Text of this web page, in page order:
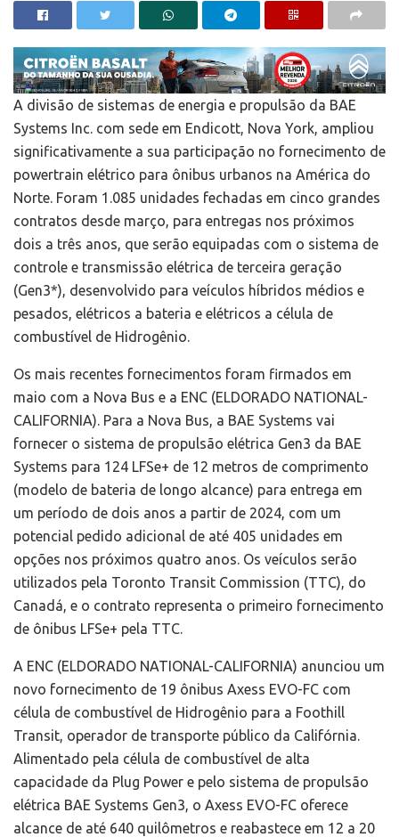
A divisão de sistemas de energia e propulsão da BAE
Systems Inc. com sede em Endicott, Nova York, ampliou
significativamente a sua participação no fornecimento de
powertrain elétrico para ônibus urbanos na América do
Norte. Foram 1.085 unidades fechadas em cinco grandes
contratos desde março, para entregas nos próximos
dois a três anos, que serão equipadas com o sistema de
controle e transmissão elétrica de terceira geração
(Gen3*), desenvolvido para veículos híbridos médios e
pesados, elétricos a bateria e elétricos a célula de
combustível de Hidrogênio.
Os mais recentes fornecimentos foram firmados em
maio com a Nova Bus e a ENC (ELDORADO NATIONAL-
CALIFORNIA). Para a Nova Bus, a BAE Systems vai
fornecer o sistema de propulsão elétrica Gen3 da BAE
Systems para 124 LFSe+ de 12 metros de comprimento
(modelo de bateria de longo alcance) para entrega em
um período de dois anos a partir de 2024, com um
potencial pedido adicional de até 405 unidades em
opções nos próximos quatro anos. Os veículos serão
utilizados pela Toronto Transit Commission (TTC), do
Canadá, e o contrato representa o primeiro fornecimento
de ônibus LFSe+ pela TTC.
A ENC (ELDORADO NATIONAL-CALIFORNIA) anunciou um
novo fornecimento de 19 ônibus Axess EVO-FC com
célula de combustível de Hidrogênio para a Foothill
Transit, operador de transporte público da Califórnia.
Alimentado pela célula de combustível de alta
capacidade da Plug Power e pelo sistema de propulsão
elétrica BAE Systems Gen3, o Axess EVO-FC oferece
alcance de até 640 quilômetros e reabastece em 12 a 20